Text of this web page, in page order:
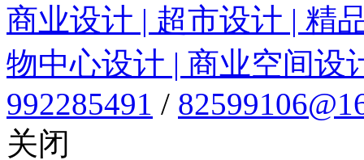
商业设计 | 超市设计 | 精
物中心设计 | 商业空间设
992285491 /
关闭